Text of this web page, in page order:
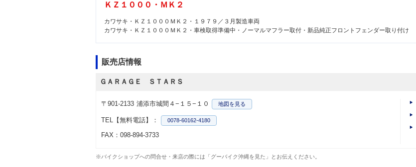
ＫＺ１０００・ＭＫ２
カワサキ・ＫＺ１０００ＭＫ２・１９７９／３月製造車両
カワサキ・ＫＺ１０００ＭＫ２・車検取得準備中・ノーマルマフラー取付・新品純正フロントフェンダー取り付け
販売店情報
ＧＡＲＡＧＥ ＳＴＡＲＳ
〒901-2133 浦添市城間４−１５−１０ 地図を見る
TEL【無料電話】： 0078-60162-4180
FAX：098-894-3733
※バイクショップへの問合せ・来店の際には「グーバイク沖縄を見た」とお伝えください。